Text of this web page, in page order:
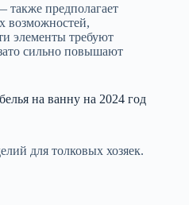
предполагает
возможностей,
элементы требуют
сильно повышают
на ванну на 2024 год
для толковых хозяек.